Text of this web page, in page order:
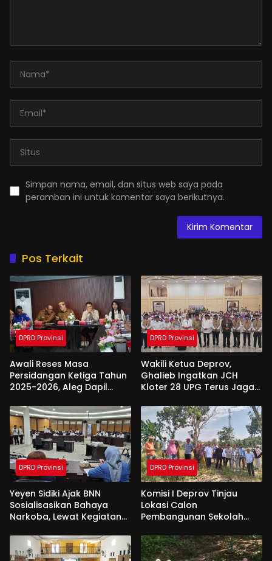
Simpan nama, email, dan situs web saya pada
peramban ini untuk komentar saya berikutnya.
Pos Terkait
DPRD Provinsi
Awali Reses Masa
Persidangan Ketiga Tahun
2025-2026, Aleg Dapil
Apresiasi Dari Pemda
DPRD Provinsi
Wakili Ketua Deprov,
Ghalieb Ingatkan JCH
Kloter 28 UPG Terus Jaga
Tanah Suci
DPRD Provinsi
Yeyen Sidiki Ajak BNN
Sosialisasikan Bahaya
Narkoba, Lewat Kegiatan
DPRD Provinsi
Komisi I Deprov Tinjau
Lokasi Calon
Pembangunan Sekolah